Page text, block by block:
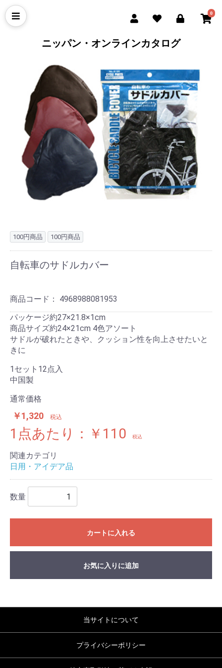
0
ニッパン・オンラインカタログ
100円商品 100円商品
自転車のサドルカバー
商品コード： 4968988081953
パッケージ約27×21.8×1cm
商品サイズ約24×21cm 4色アソート
サドルが破れたときや、クッション性を向上させたいと
きに
1セット12点入
中国製
通常価格
￥1,320 税込
1点あたり：￥110 税込
関連カテゴリ
日用・アイデア品
数量
カートに入れる
お気に入りに追加
当サイトについて
プライバシーポリシー